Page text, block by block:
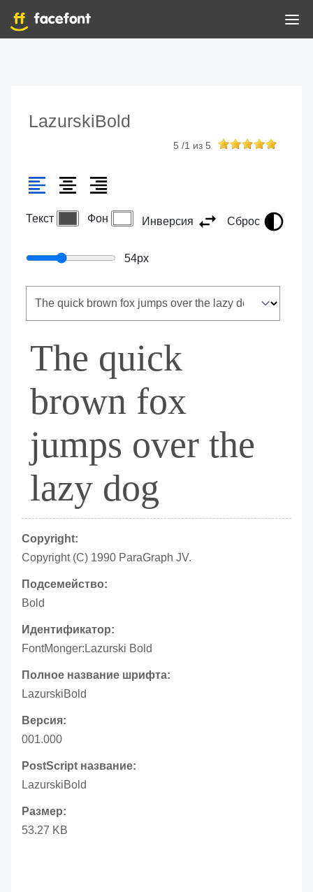
LazurskiBold
5 /1 из 5
Текст Фон Инверсия Сброс
54px
The quick
brown fox
jumps over the
lazy dog
Copyright:
Copyright (C) 1990 ParaGraph JV.
Подсемейство:
Bold
Идентификатор:
FontMonger:Lazurski Bold
Полное название шрифта:
LazurskiBold
Версия:
001.000
PostScript название:
LazurskiBold
Размер:
53.27 KB